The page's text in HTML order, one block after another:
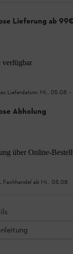
Lieferung ab 99€
verfügbar
Lieferdatum: Mi., 05.08. -
Abholung
über Online-
Fachhandel ab Mi., 05.08.